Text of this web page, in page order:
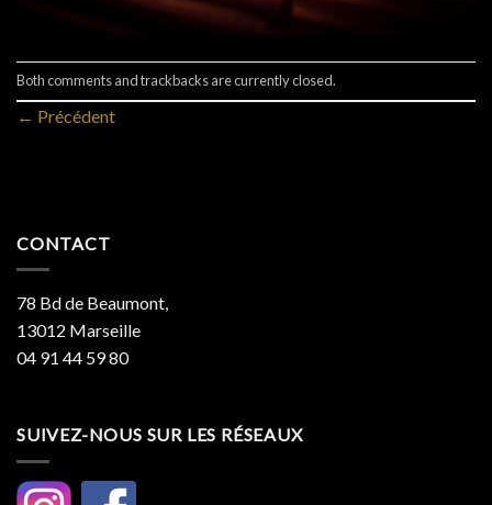
Both comments and trackbacks are currently closed.
← Précédent
CONTACT
78 Bd de Beaumont,
13012 Marseille
04 91 44 59 80
SUIVEZ-NOUS SUR LES RÉSEAUX